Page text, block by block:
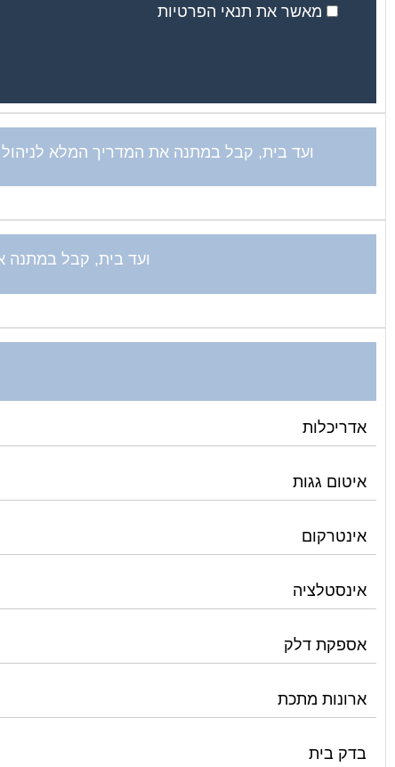
מאשר את תנאי הפרטיות
ועד בית, קבל במתנה את המדריך המלא לניהול
ועד בית, קבל במתנה
אדריכלות
איטום גגות
אינטרקום
אינסטלציה
אספקת דלק
ארונות מתכת
בדק בית